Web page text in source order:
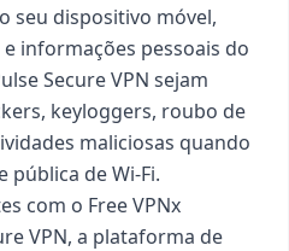
seu dispositivo móvel,
informações pessoais do
Secure VPN sejam
keyloggers, roubo de
maliciosas quando
pública de Wi-Fi.
com o Free VPNx
VPN, a plataforma de